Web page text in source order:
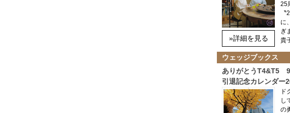
»詳細を見る
25
に
ぎ
貴
ウェッジブックス
ありがとうT4&T5
引退記念カレンダ
ド
し
の